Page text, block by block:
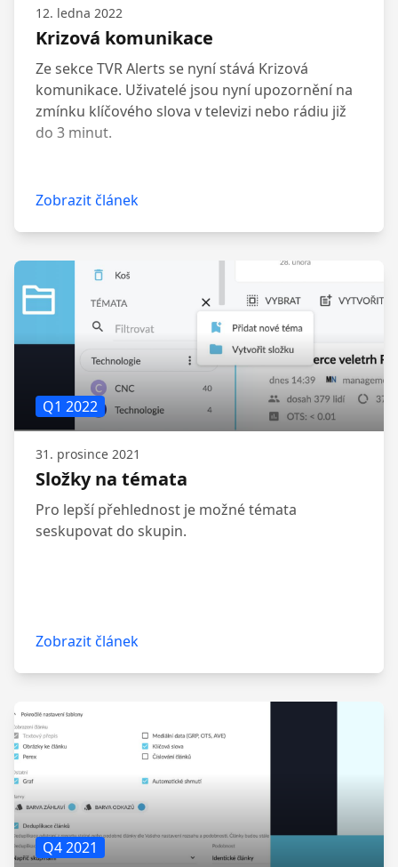
12. ledna 2022
Krizová komunikace
Ze sekce TVR Alerts se nyní stává Krizová
komunikace. Uživatelé jsou nyní upozornění na
zmínku klíčového slova v televizi nebo rádiu již
do 3 minut.
Zobrazit článek
Q1 2022
31. prosince 2021
Složky na témata
Pro lepší přehlednost je možné témata
seskupovat do skupin.
Zobrazit článek
Q4 2021